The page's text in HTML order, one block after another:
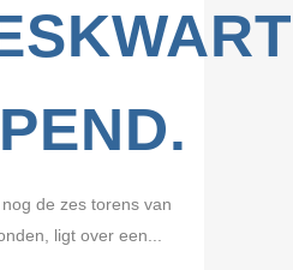
de zes torens van
ligt over een...